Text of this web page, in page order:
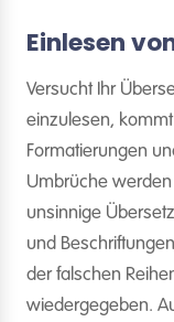
Einlesen
Versucht Ihr
einzulesen,
Formatierungen
Umbrüche
unsinnige
und
der falschen
wiedergegeben.